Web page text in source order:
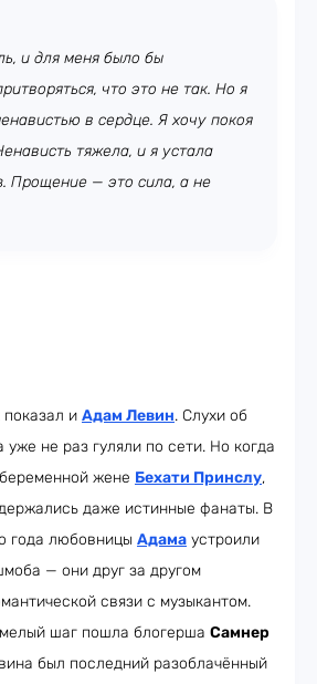
и для меня было бы
что это не так. Но я
в сердце. Я хочу покоя
тяжела, и я устала
Прощение — это сила, а не
и Адам Левин. Слухи об
уже не раз гуляли по сети. Но когда
жене Бехати Принслу,
даже истинные фанаты. В
года любовницы Адама устроили
— они друг за другом
связи с музыкантом.
шаг пошла блогерша Самнер
был последний разоблачённый